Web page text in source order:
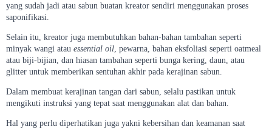
yang sudah jadi atau sabun buatan kreator sendiri menggunakan proses
saponifikasi.
Selain itu, kreator juga membutuhkan bahan-bahan tambahan seperti
minyak wangi atau essential oil, pewarna, bahan eksfoliasi seperti oatmeal
atau biji-bijian, dan hiasan tambahan seperti bunga kering, daun, atau
glitter untuk memberikan sentuhan akhir pada kerajinan sabun.
Dalam membuat kerajinan tangan dari sabun, selalu pastikan untuk
mengikuti instruksi yang tepat saat menggunakan alat dan bahan.
Hal yang perlu diperhatikan juga yakni kebersihan dan keamanan saat